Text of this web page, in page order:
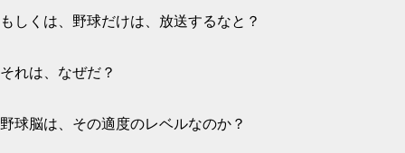
もしくは、野球だけは、放送するなと？
それは、なぜだ？
野球脳は、その適度のレベルなのか？